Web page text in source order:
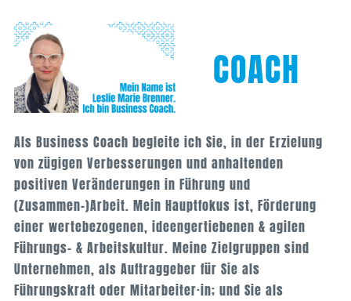
COACH
Als Business Coach begleite ich Sie, in der Erzielung
von zügigen Verbesserungen und anhaltenden
positiven Veränderungen in Führung und
(Zusammen-)Arbeit. Mein Hauptfokus ist, Förderung
einer wertebezogenen, ideengertiebenen & agilen
Führungs- & Arbeitskultur. Meine Zielgruppen sind
Unternehmen, als Auftraggeber für Sie als
Führungskraft oder Mitarbeiter·in; und Sie als